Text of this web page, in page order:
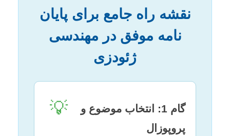
نقشه راه جامع برای پایان
نامه موفق در مهندسی
ژئودزی
💡
گام 1: انتخاب موضوع و
پروپوزال